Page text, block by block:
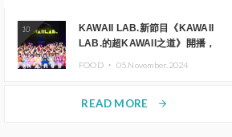
10
KAWAII LAB.新節目《KAWAII
LAB.的超KAWAII之道》開播，
FOOD ・ 05.November.2024
READ MORE arrow_forward